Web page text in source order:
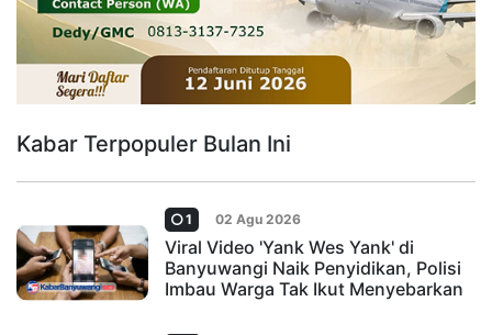
Kabar Terpopuler Bulan Ini
1 02 Agu 2026
Viral Video 'Yank Wes Yank' di
Banyuwangi Naik Penyidikan, Polisi
Imbau Warga Tak Ikut Menyebarkan